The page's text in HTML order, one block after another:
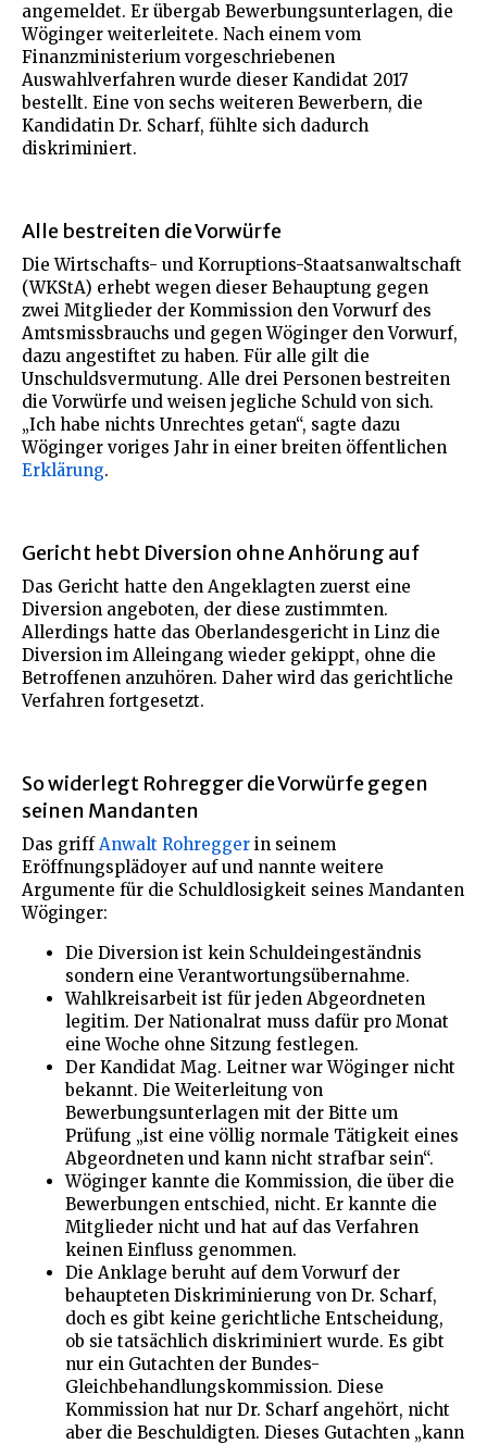
angemeldet. Er übergab Bewerbungsunterlagen, die
Wöginger weiterleitete. Nach einem vom
Finanzministerium vorgeschriebenen
Auswahlverfahren wurde dieser Kandidat 2017
bestellt. Eine von sechs weiteren Bewerbern, die
Kandidatin Dr. Scharf, fühlte sich dadurch
diskriminiert.
Alle bestreiten die Vorwürfe
Die Wirtschafts- und Korruptions-Staatsanwaltschaft
(WKStA) erhebt wegen dieser Behauptung gegen
zwei Mitglieder der Kommission den Vorwurf des
Amtsmissbrauchs und gegen Wöginger den Vorwurf,
dazu angestiftet zu haben. Für alle gilt die
Unschuldsvermutung. Alle drei Personen bestreiten
die Vorwürfe und weisen jegliche Schuld von sich.
„Ich habe nichts Unrechtes getan“, sagte dazu
Wöginger voriges Jahr in einer breiten öffentlichen
Erklärung.
Gericht hebt Diversion ohne Anhörung auf
Das Gericht hatte den Angeklagten zuerst eine
Diversion angeboten, der diese zustimmten.
Allerdings hatte das Oberlandesgericht in Linz die
Diversion im Alleingang wieder gekippt, ohne die
Betroffenen anzuhören. Daher wird das gerichtliche
Verfahren fortgesetzt.
So widerlegt Rohregger die Vorwürfe gegen
seinen Mandanten
Das griffAnwalt Rohregger in seinem
Eröffnungsplädoyer auf und nannte weitere
Argumente für die Schuldlosigkeit seines Mandanten
Wöginger:
Die Diversion ist kein Schuldeingeständnis
sondern eine Verantwortungsübernahme.
Wahlkreisarbeit ist für jeden Abgeordneten
legitim. Der Nationalrat muss dafür pro Monat
eine Woche ohne Sitzung festlegen.
Der Kandidat Mag. Leitner war Wöginger nicht
bekannt. Die Weiterleitung von
Bewerbungsunterlagen mit der Bitte um
Prüfung „ist eine völlig normale Tätigkeit eines
Abgeordneten und kann nicht strafbar sein“.
Wöginger kannte die Kommission, die über die
Bewerbungen entschied, nicht. Er kannte die
Mitglieder nicht und hat auf das Verfahren
keinen Einfluss genommen.
Die Anklage beruht auf dem Vorwurf der
behaupteten Diskriminierung von Dr. Scharf,
doch es gibt keine gerichtliche Entscheidung,
ob sie tatsächlich diskriminiert wurde. Es gibt
nur ein Gutachten der Bundes-
Gleichbehandlungskommission. Diese
Kommission hat nur Dr. Scharf angehört, nicht
aber die Beschuldigten. Dieses Gutachten „kann